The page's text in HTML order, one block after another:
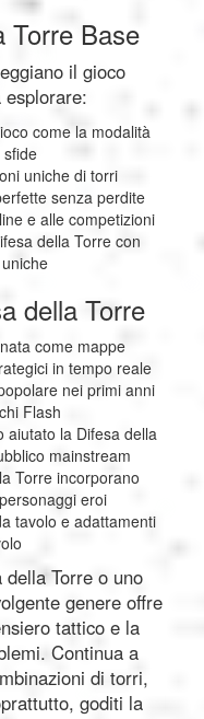
Torre Base
il gioco
come la modalità
sfide
uniche di torri
senza perdite
e alle competizioni
della Torre con
della Torre
come mappe
in tempo reale
nei primi anni
Flash
aiutato la Difesa della
mainstream
Torre incorporano
eroi
tavolo e adattamenti
Torre o uno
genere offre
tattico e la
Continua a
di torri,
goditi la